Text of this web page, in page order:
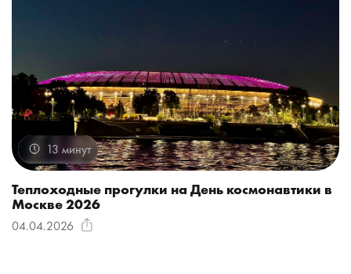
13 минут
Теплоходные прогулки на День космонавтики в
Москве 2026
04.04.2026